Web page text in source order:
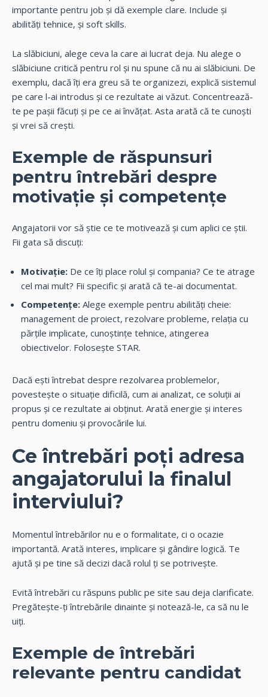
importante pentru job și dă exemple clare. Include și
abilități tehnice, și soft skills.
La slăbiciuni, alege ceva la care ai lucrat deja. Nu alege o
slăbiciune critică pentru rol și nu spune că nu ai slăbiciuni. De
exemplu, dacă îți era greu să te organizezi, explică sistemul
pe care l-ai introdus și ce rezultate ai văzut. Concentrează-
te pe pașii făcuți și pe ce ai învățat. Asta arată că te cunoști
și vrei să crești.
Exemple de răspunsuri
pentru întrebări despre
motivație și competențe
Angajatorii vor să știe ce te motivează și cum aplici ce știi.
Fii gata să discuți:
Motivație: De ce îți place rolul și compania? Ce te atrage
cel mai mult? Fii specific și arată că te-ai documentat.
Competențe: Alege exemple pentru abilități cheie:
management de proiect, rezolvare probleme, relația cu
părțile implicate, cunoștințe tehnice, atingerea
obiectivelor. Folosește STAR.
Dacă ești întrebat despre rezolvarea problemelor,
povestește o situație dificilă, cum ai analizat, ce soluții ai
propus și ce rezultate ai obținut. Arată energie și interes
pentru domeniu și provocările lui.
Ce întrebări poți adresa
angajatorului la finalul
interviului?
Momentul întrebărilor nu e o formalitate, ci o ocazie
importantă. Arată interes, implicare și gândire logică. Te
ajută și pe tine să decizi dacă rolul ți se potrivește.
Evită întrebări cu răspuns public pe site sau deja clarificate.
Pregătește-ți întrebările dinainte și notează-le, ca să nu le
uiți.
Exemple de întrebări
relevante pentru candidat